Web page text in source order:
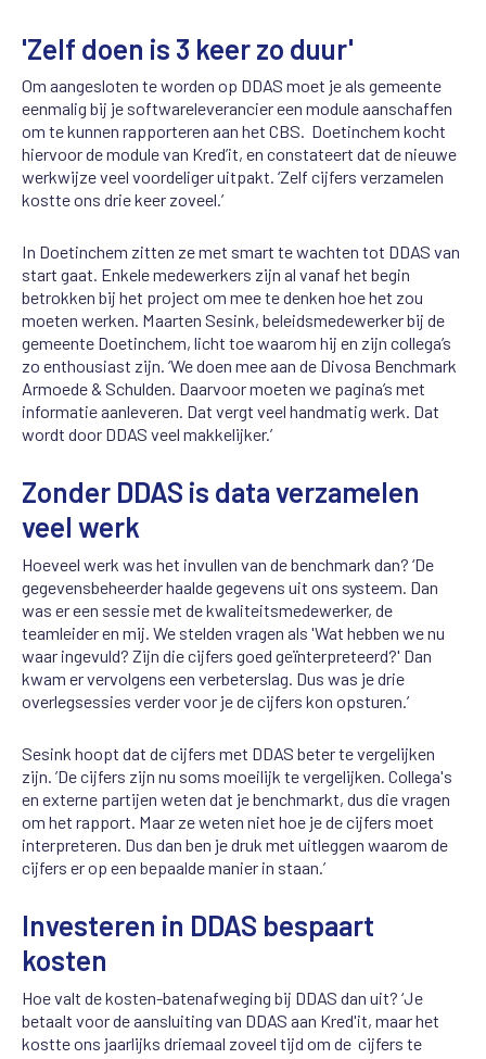
'Zelf doen is 3 keer zo duur'
Om aangesloten te worden op DDAS moet je als gemeente
eenmalig bij je softwareleverancier een module aanschaffen
om te kunnen rapporteren aan het CBS. Doetinchem kocht
hiervoor de module van Kred’it, en constateert dat de nieuwe
werkwijze veel voordeliger uitpakt. ‘Zelf cijfers verzamelen
kostte ons drie keer zoveel.’
In Doetinchem zitten ze met smart te wachten tot DDAS van
start gaat. Enkele medewerkers zijn al vanaf het begin
betrokken bij het project om mee te denken hoe het zou
moeten werken. Maarten Sesink, beleidsmedewerker bij de
gemeente Doetinchem, licht toe waarom hij en zijn collega’s
zo enthousiast zijn. ‘We doen mee aan de Divosa Benchmark
Armoede & Schulden. Daarvoor moeten we pagina’s met
informatie aanleveren. Dat vergt veel handmatig werk. Dat
wordt door DDAS veel makkelijker.’
Zonder DDAS is data verzamelen
veel werk
Hoeveel werk was het invullen van de benchmark dan? ‘De
gegevensbeheerder haalde gegevens uit ons systeem. Dan
was er een sessie met de kwaliteitsmedewerker, de
teamleider en mij. We stelden vragen als 'Wat hebben we nu
waar ingevuld? Zijn die cijfers goed geïnterpreteerd?' Dan
kwam er vervolgens een verbeterslag. Dus was je drie
overlegsessies verder voor je de cijfers kon opsturen.’
Sesink hoopt dat de cijfers met DDAS beter te vergelijken
zijn. ’De cijfers zijn nu soms moeilijk te vergelijken. Collega's
en externe partijen weten dat je benchmarkt, dus die vragen
om het rapport. Maar ze weten niet hoe je de cijfers moet
interpreteren. Dus dan ben je druk met uitleggen waarom de
cijfers er op een bepaalde manier in staan.’
Investeren in DDAS bespaart
kosten
Hoe valt de kosten-batenafweging bij DDAS dan uit? ‘Je
betaalt voor de aansluiting van DDAS aan Kred'it, maar het
kostte ons jaarlijks driemaal zoveel tijd om de cijfers te